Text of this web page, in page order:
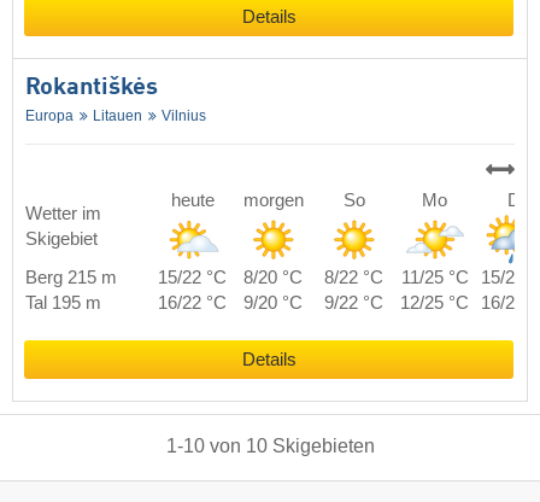
Details
Rokantiškės
Europa Litauen Vilnius
Wetter im
Skigebiet
heute morgen So Mo Di
Berg 215 m 15/22 °C 8/20 °C 8/22 °C 11/25 °C
15/22
Tal 195 m
16/22 °C 9/20 °C 9/22 °C 12/25 °C 16/22
Details
1-10von 10 Skigebieten